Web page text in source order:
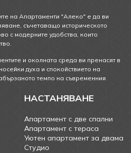
на Апартаменти "Алеко" е да ви
съчетаващо историческото
с модерните удобства, които
и околната среда ви пренасят в
духа и спокойствието на
темпо на съвременния
НАСТАНЯВАНЕ
Апартамент с две спални
Апартамент с тераса
Уютен апартамент за двама
Студиo